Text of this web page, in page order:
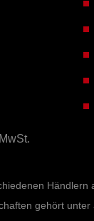
gehört